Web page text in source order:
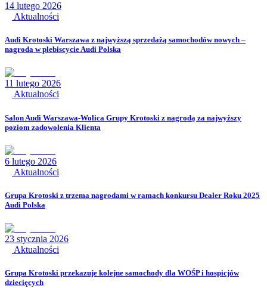
14 lutego 2026
Aktualności
Audi Krotoski Warszawa z najwyższą sprzedażą samochodów nowych –
nagroda w plebiscycie Audi Polska
11 lutego 2026
Aktualności
Salon Audi Warszawa-Wolica Grupy Krotoski z nagrodą za najwyższy
poziom zadowolenia Klienta
6 lutego 2026
Aktualności
Grupa Krotoski z trzema nagrodami w ramach konkursu Dealer Roku 2025
Audi Polska
23 stycznia 2026
Aktualności
Grupa Krotoski przekazuje kolejne samochody dla WOŚP i hospicjów
dziecięcych